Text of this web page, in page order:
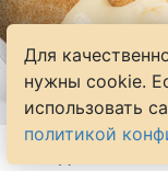
Для
нужны cookie.
использовать
политикой